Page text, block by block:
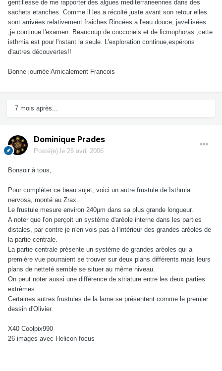
gentillesse de me rapporter des algues mediterraneennes dans des
sachets etanches. Comme il les a récolté juste avant son retour elles
sont arrivées relativement fraiches.Rincées a l'eau douce, javellisées
,je continue l'examen. Beaucoup de cocconeis et de licmophoras ,cette
isthmia est pour l'nstant la seule. L'exploration continue,espérons
d'autres découvertes!!
Bonne journée Amicalement Francois
7 mois après...
Dominique Prades
Posté(e) le 26 avril 2006
Bonsoir à tous,
Pour compléter ce beau sujet, voici un autre frustule de Isthmia
nervosa, monté au Zrax.
Le frustule mesure environ 240µm dans sa plus grande longueur.
A noter que l'on perçoit un système d'aréole interne dans les parties
distales, par contre je n'en vois pas à l'intérieur des grandes aréoles de
la partie centrale.
La partie centrale présente un système de grandes aréoles qui a
première vue pourraient se trouver sur deux plans différents mais leurs
plans de netteté semble se situer au même niveau.
On peut noter aussi une différence de striature entre les deux parties
extrèmes.
Certaines autres frustules de la lame se présentent comme le premier
dessin d'Olivier.
X40 Coolpix990
26 images avec Helicon focus